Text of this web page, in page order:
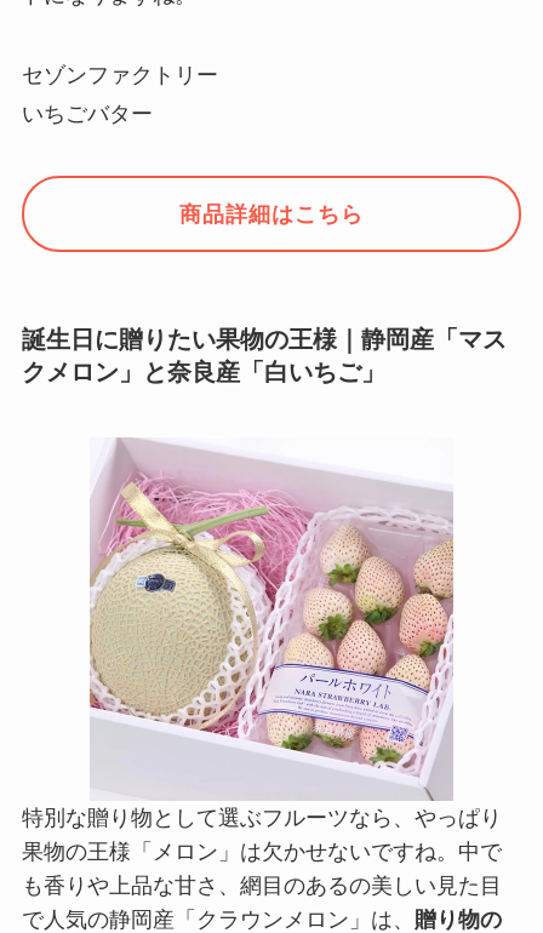
セゾンファクトリー
いちごバター
商品詳細はこちら
誕生日に贈りたい果物の王様｜静岡産「マス
クメロン」と奈良産「白いちご」
特別な贈り物として選ぶフルーツなら、やっぱり
果物の王様「メロン」は欠かせないですね。中で
も香りや上品な甘さ、網目のあるの美しい見た目
で人気の静岡産「クラウンメロン」は、 贈り物の